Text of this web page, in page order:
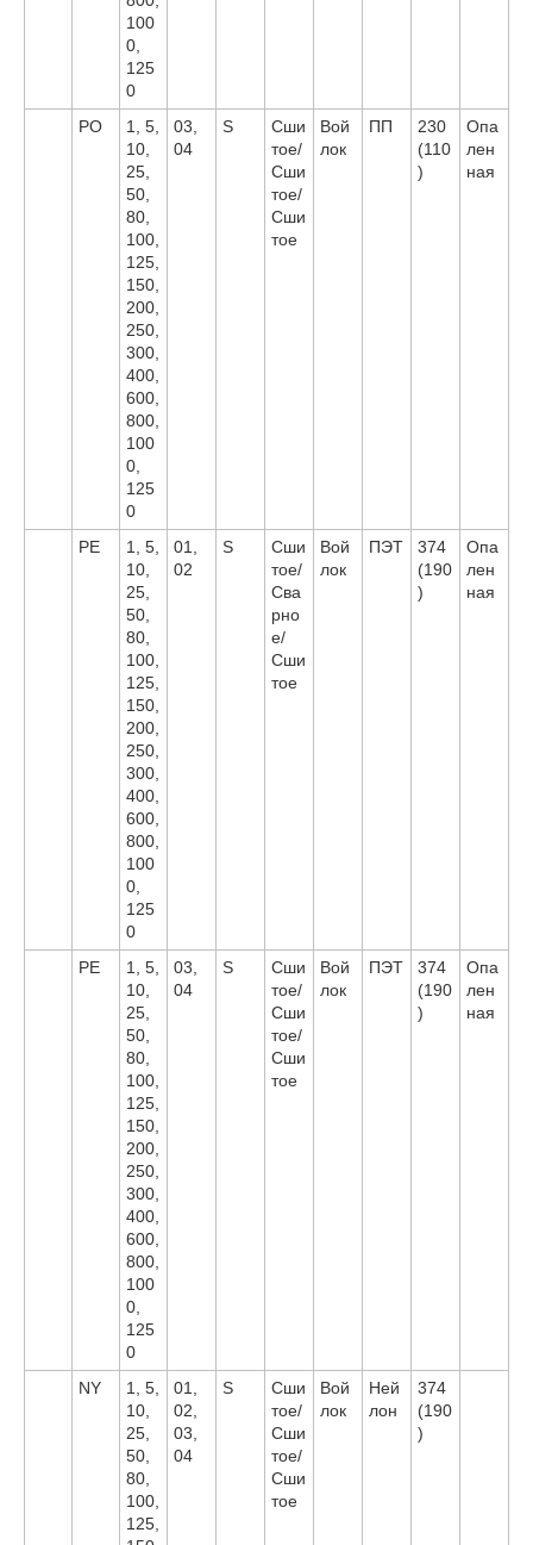
100
0,
125
0
PO
1, 5,
10,
25,
50,
80,
100,
125,
150,
200,
250,
300,
400,
600,
800,
100
0,
125
0
03,
04
S
Сши
тое/
Сши
тое/
Сши
тое
Вой
лок
ПП
230
(110
)
Опа
лен
ная
PE
1, 5,
10,
25,
50,
80,
100,
125,
150,
200,
250,
300,
400,
600,
800,
100
0,
125
0
01,
02
S
Сши
тое/
Сва
рно
е/
Сши
тое
Вой
лок
ПЭТ
374
(190
)
Опа
лен
ная
PE
1, 5,
10,
25,
50,
80,
100,
125,
150,
200,
250,
300,
400,
600,
800,
100
0,
125
0
03,
04
S
Сши
тое/
Сши
тое/
Сши
тое
Вой
лок
ПЭТ
374
(190
)
Опа
лен
ная
NY
1, 5,
10,
25,
50,
80,
100,
125,
01,
02,
03,
04
S
Сши
тое/
Сши
тое/
Сши
тое
Вой
лок
Ней
лон
374
(190
)